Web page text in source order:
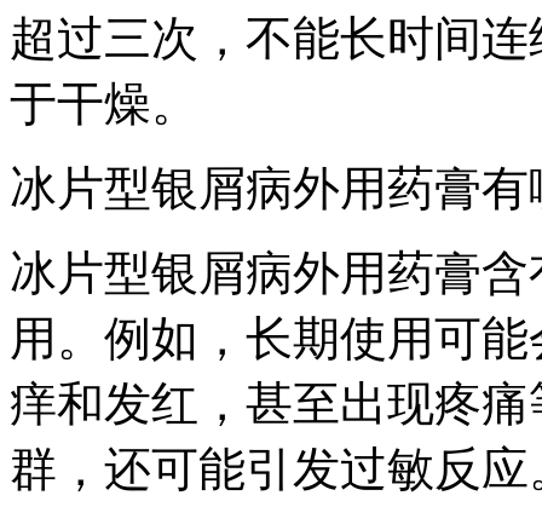
超过三次，不能长时间
于干燥。
冰片型银屑病外用药膏
冰片型银屑病外用药膏
用。例如，长期使用可
痒和发红，甚至出现疼
群，还可能引发过敏反